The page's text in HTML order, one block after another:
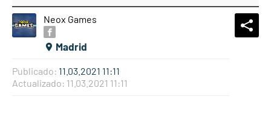
Neox Games
Madrid
Publicado: 11.03.2021 11:11
Actualizado: 11.03.2021 11:11